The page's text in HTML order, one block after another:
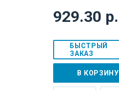
929.30 р.
БЫСТРЫЙ
ЗАКАЗ
В КОРЗИНУ